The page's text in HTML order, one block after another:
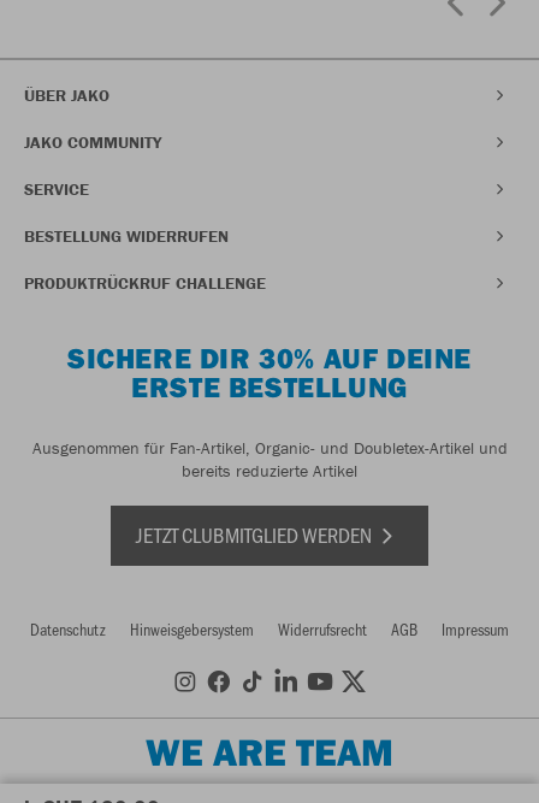
ÜBER JAKO
JAKO COMMUNITY
SERVICE
BESTELLUNG WIDERRUFEN
PRODUKTRÜCKRUF CHALLENGE
SICHERE DIR 30% AUF DEINE
ERSTE BESTELLUNG
Ausgenommen für Fan-Artikel, Organic- und Doubletex-Artikel und
bereits reduzierte Artikel
JETZT CLUBMITGLIED WERDEN
Datenschutz Hinweisgebersystem Widerrufsrecht AGB Impressum
WE ARE TEAM